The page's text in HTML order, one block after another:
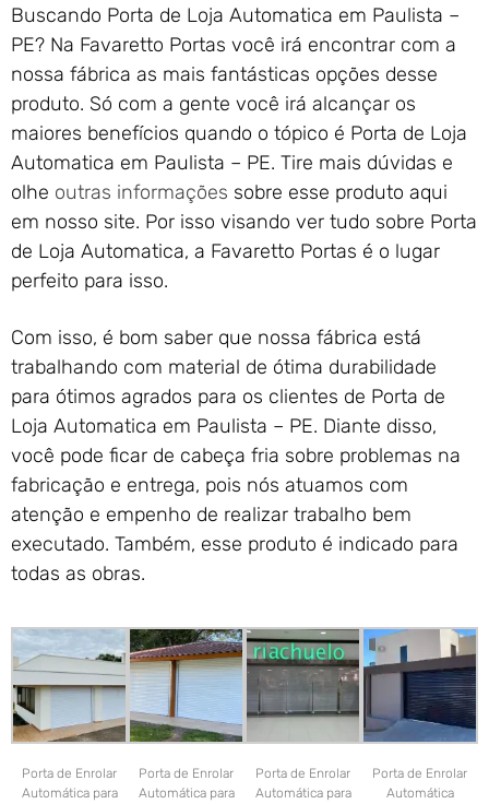
Enrolar em Petrópolis – RJ
Portão de Garagem de
Enrolar em Paraty – RJ
Portão de Garagem de
Enrolar em Nova Iguaçu – RJ
Portão de Garagem de
Enrolar em Nova Friburgo –
RJ
Buscando Porta de Loja Automatica em Paulista –
PE? Na Favaretto Portas você irá encontrar com a
nossa fábrica as mais fantásticas opções desse
produto. Só com a gente você irá alcançar os
maiores benefícios quando o tópico é Porta de Loja
Automatica em Paulista – PE. Tire mais dúvidas e
olhe outras informações sobre esse produto aqui
em nosso site. Por isso visando ver tudo sobre Porta
de Loja Automatica, a Favaretto Portas é o lugar
perfeito para isso.
Com isso, é bom saber que nossa fábrica está
trabalhando com material de ótima durabilidade
para ótimos agrados para os clientes de Porta de
Loja Automatica em Paulista – PE. Diante disso,
você pode ficar de cabeça fria sobre problemas na
fabricação e entrega, pois nós atuamos com
atenção e empenho de realizar trabalho bem
executado. Também, esse produto é indicado para
todas as obras.
Porta de Enrolar
Automática para
Porta de Enrolar
Automática para
Porta de Enrolar
Automática para
Porta de Enrolar
Automática